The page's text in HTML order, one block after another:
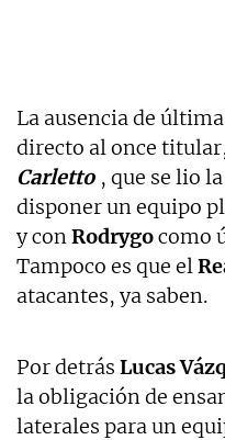
La ausencia de
directo al once
Carletto , que se lio
disponer un equipo
y conRodrygocomo
Tampoco es que el
atacantes, ya saben.
Por detrás Lucas
la obligación de
laterales para un